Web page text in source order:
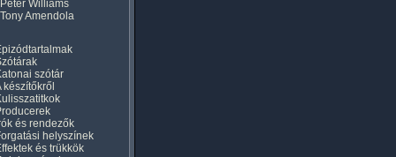
Peter Williams
Tony Amendola
szótár
készítőkről
és rendezők
helyszínek
és trükkök